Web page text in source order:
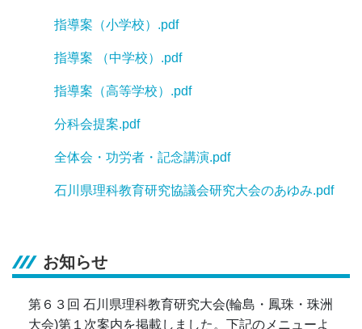
お知らせ
第６３回 石川県理科教育研究大会(輪島・鳳珠・珠洲
大会)第１次案内を掲載しました。下記のメニューよ
指導案（小学校）.pdf
指導案 （中学校）.pdf
指導案（高等学校）.pdf
分科会提案.pdf
全体会・功労者・記念講演.pdf
石川県理科教育研究協議会研究大会のあゆみ.pdf